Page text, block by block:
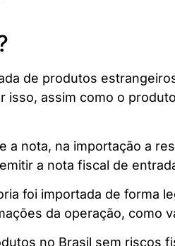
de produtos
assim como o
nota, na importação a
a nota fiscal de
foi importada de forma
da operação, como
no Brasil sem riscos